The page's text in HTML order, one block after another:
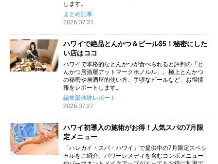
します。
まとめ記事
2026.07.31
ハワイで絶品とんかつ＆ビール$5！秘密にした
い店はココ
ハワイで本格的なとんかつが食べられると評判の「と
んかつ居酒屋アットマークホノルル」。極上とんかつ
の秘密や居酒屋的使い方、手頃なビールなど、お得情
報をレポートします。
編集部体験レポート
2026.07.27
ハワイ初導入の施術がお得！人気スパの7月限
定メニュー
「ハレカイ・スパ・ハワイ」で提供中の7月限定スペシ
ャルをご紹介。パワーレメディを含むコンボメニュー